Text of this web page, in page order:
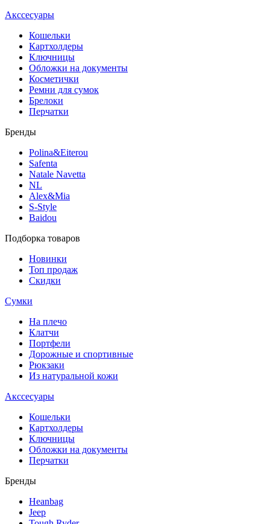
Акссесуары
Кошельки
Картхолдеры
Ключницы
Обложки на документы
Косметички
Ремни для сумок
Брелоки
Перчатки
Бренды
Polina&Eiterou
Safenta
Natale Navetta
NL
Alex&Mia
S-Style
Baidou
Подборка товаров
Новинки
Топ продаж
Скидки
Сумки
На плечо
Клатчи
Портфели
Дорожные и спортивные
Рюкзаки
Из натуральной кожи
Акссесуары
Кошельки
Картхолдеры
Ключницы
Обложки на документы
Перчатки
Бренды
Heanbag
Jeep